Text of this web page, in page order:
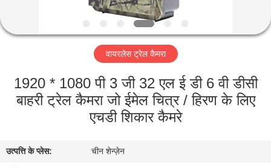
हमारे
बारे
कारखाने
दौरा
वायरलेस ट्रेल कैमरा
1920 * 1080 पी 3 जी 32 एल ई डी 6 वी डीसी
बाहरी ट्रेल कैमरा जो ईमेल चित्र / हिरण के लिए
एचडी शिकार कैमरे
उत्पत्ति के प्लेस: चीन शेन्ज़ेन